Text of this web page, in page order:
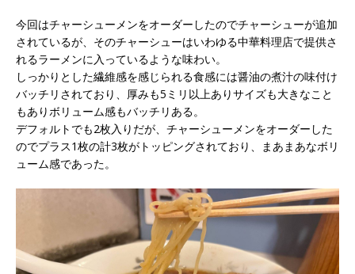
今回はチャーシューメンをオーダーしたのでチャーシューが追加
されているが、そのチャーシューはいわゆる中華料理店で提供さ
れるラーメンに入っているような味わい。
しっかりとした繊維感を感じられる食感には醤油の煮汁の味付け
バッチリされており、厚みも5ミリ以上ありサイズも大きなこと
もありボリューム感もバッチリある。
デフォルトでも2枚入りだが、チャーシューメンをオーダーした
のでプラス1枚の計3枚がトッピングされており、まあまあなボリ
ューム感であった。